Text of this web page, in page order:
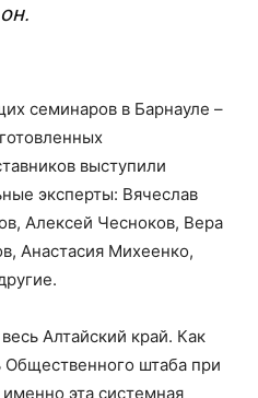
он.
семинаров в Барнауле –
выступили
эксперты: Вячеслав
Алексей Чесноков, Вера
Анастасия Михеенко,
Алтайский край. Как
Общественного штаба при
эта системная